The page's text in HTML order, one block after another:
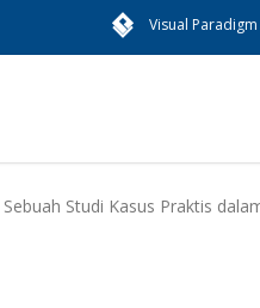
Visual
Studi Kasus Praktis